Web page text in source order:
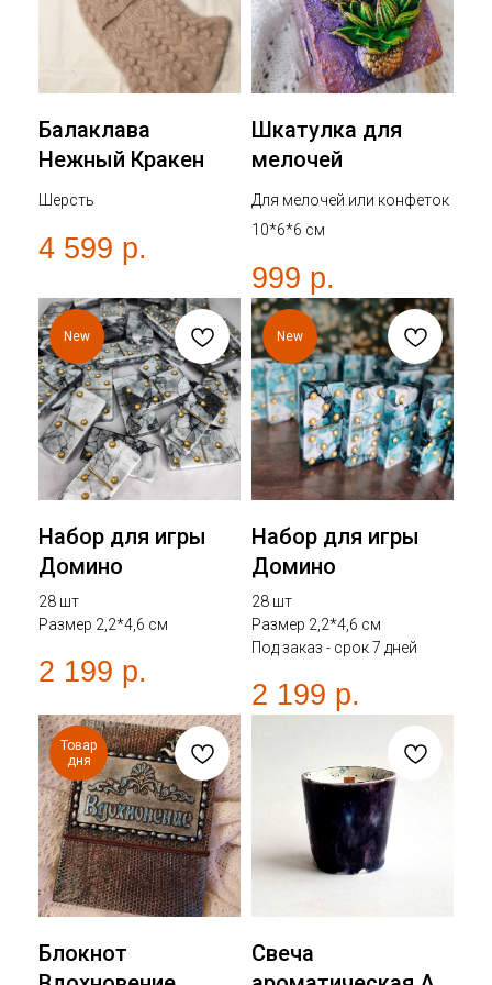
Балаклава
Нежный Кракен
Шерсть
4 599 р.
Шкатулка для
мелочей
Для мелочей или конфеток
10*6*6 см
999 р.
New
Набор для игры
Домино
28 шт
Размер 2,2*4,6 см
2 199 р.
New
Набор для игры
Домино
28 шт
Размер 2,2*4,6 см
Под заказ - срок 7 дней
2 199 р.
Товар
дня
Блокнот
Свеча